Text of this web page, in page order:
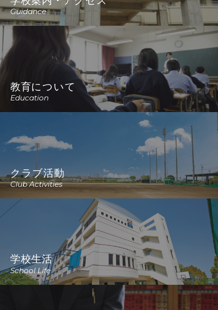
Guidance
教育について
Education
クラブ活動
Club Activities
学校生活
School Life